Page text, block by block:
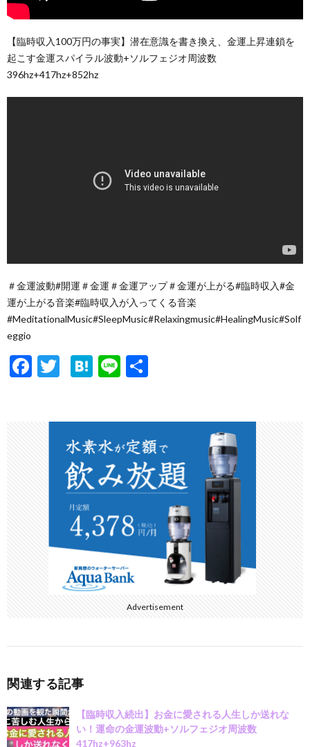
【臨時収入100万円の事実】潜在意識を書き換え、金運上昇連鎖を
起こす金運スパイラル波動+ソルフェジオ周波数
396hz+417hz+852hz
＃金運波動#開運＃金運＃金運アップ＃金運が上がる#臨時収入#金
運が上がる音楽#臨時収入が入ってくる音楽
#MeditationalMusic#SleepMusic#Relaxingmusic#HealingMusic#Solf
eggio
F
T
H
a
Li
Advertisement
関連する記事
【臨時収入続出】お金に愛される人生しか送れな
い！運命の金運波動+ソルフェジオ周波数
417hz+963hz